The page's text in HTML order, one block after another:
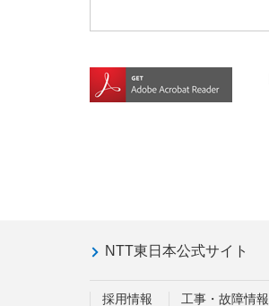
NTT東日本公式サイト
採用情報 工事・故障情報